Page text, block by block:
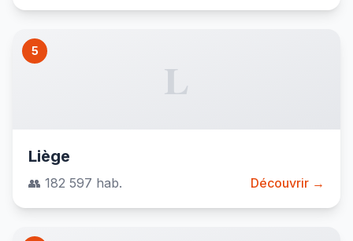
5
L
Liège
👥 182 597 hab. Découvrir →